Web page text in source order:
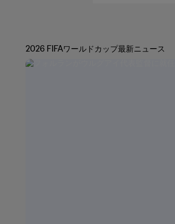
2026 FIFAワールドカップ最新ニュース